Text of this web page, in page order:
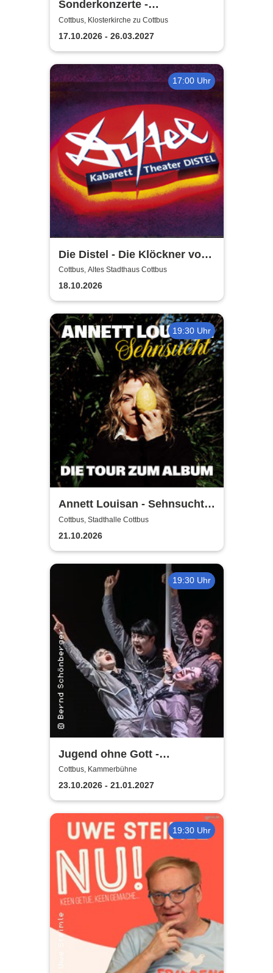
Sonderkonzerte -
Staatstheater Cottbus
Cottbus, Klosterkirche zu Cottbus
17.10.2026 - 26.03.2027
17:00 Uhr
Die Distel - Die Klöckner von
Instagram
Cottbus, Altes Stadthaus Cottbus
18.10.2026
19:30 Uhr
Annett Louisan - Sehnsucht -
Live 2026
Cottbus, Stadthalle Cottbus
21.10.2026
19:30 Uhr
Jugend ohne Gott -
Staatstheater Cottbus
Cottbus, Kammerbühne
23.10.2026 - 21.01.2027
19:30 Uhr